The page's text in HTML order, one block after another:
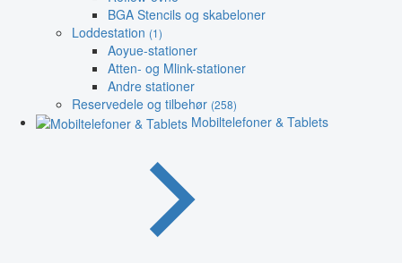
BGA Stencils og skabeloner
Loddestation (1)
Aoyue-stationer
Atten- og Mlink-stationer
Andre stationer
Reservedele og tilbehør (258)
Mobiltelefoner & Tablets